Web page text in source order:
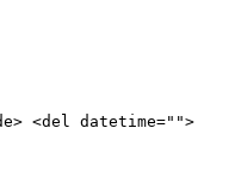
<del datetime="">